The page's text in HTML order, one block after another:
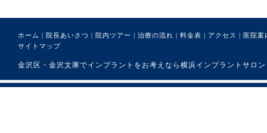
ホーム | 院長あいさつ | 院内ツアー | 治療の流れ | 料金表 | アクセス | 医院案
サイトマップ
金沢区・金沢文庫でインプラントをお考えなら横浜インプラントサ